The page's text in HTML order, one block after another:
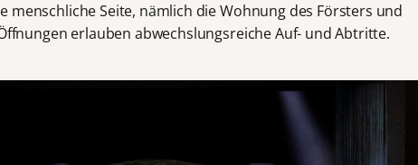
menschliche Seite, nämlich die Wohnung des Försters und
erlauben abwechslungsreiche Auf- und Abtritte.